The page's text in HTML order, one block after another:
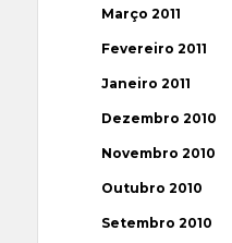
Março 2011
Fevereiro 2011
Janeiro 2011
Dezembro 2010
Novembro 2010
Outubro 2010
Setembro 2010